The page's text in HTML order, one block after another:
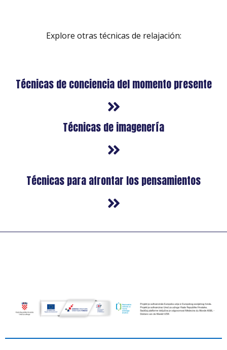
Explore otras técnicas de relajación:
Técnicas de conciencia del momento presente
Técnicas de imagenería
Técnicas para afrontar los pensamientos